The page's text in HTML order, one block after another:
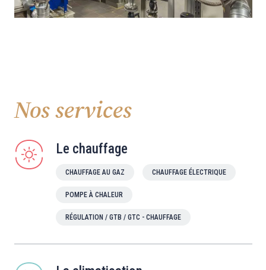
Nos services
Le chauffage
CHAUFFAGE AU GAZ CHAUFFAGE ÉLECTRIQUE
POMPE À CHALEUR
RÉGULATION / GTB / GTC - CHAUFFAGE